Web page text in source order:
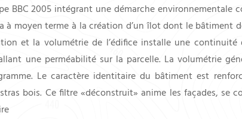
BBC 2005 intégrant une démarche environnementale
moyen terme à la création d’un îlot dont le bâtiment
et la volumétrie de l’édifice installe une
une perméabilité sur la parcelle. La volumétrie
Le caractère identitaire du bâtiment est
bois. Ce filtre «déconstruit» anime les façades,